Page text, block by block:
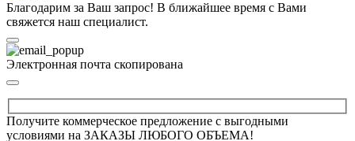
Благодарим за Ваш запрос! В ближайшее время с Вами
свяжется наш специалист.
Электронная почта скопирована
Получите коммерческое предложение с выгодными
условиями на ЗАКАЗЫ ЛЮБОГО ОБЪЕМА!